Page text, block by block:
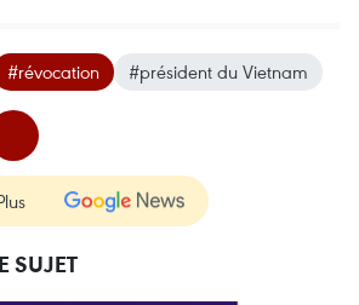
#révocation #président du Vietnam
SUJET